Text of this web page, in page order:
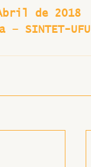
de 2018
– SINTET-UFU